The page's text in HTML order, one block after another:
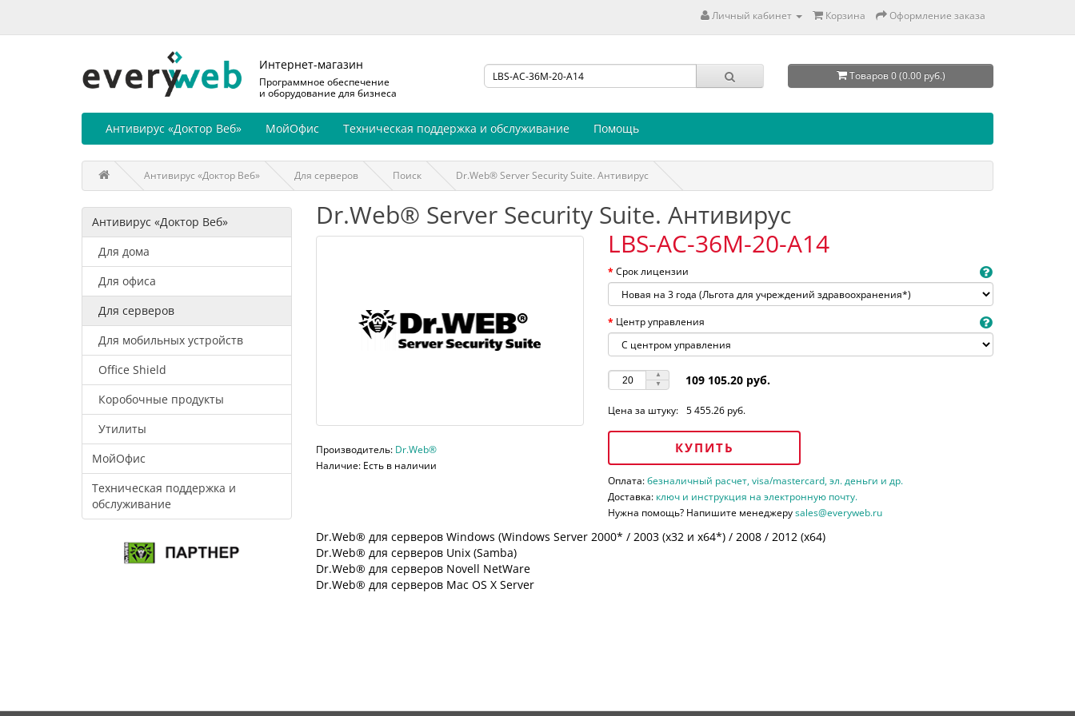
Личный кабинет Корзина Оформление заказа
Интернет-магазин
Программное обеспечение
и оборудование для бизнеса
Товаров 0 (0.00 руб.)
Антивирус «Доктор Веб» МойОфис Техническая поддержка и обслуживание Помощь
Антивирус «Доктор Веб» Для серверов Поиск Dr.Web® Server Security Suite. Антивирус
Антивирус «Доктор Веб»
Для дома
Для офиса
Для серверов
Для мобильных устройств
Office Shield
Коробочные продукты
Утилиты
МойОфис
Техническая поддержка и
обслуживание
Dr.Web® Server Security Suite. Антивирус
Производитель: Dr.Web®
Наличие: Есть в наличии
LBS-AC-36M-20-A14
Срок лицензии
Центр управления
109 105.20 руб.
Цена за штуку: 5 455.26 руб.
КУПИТЬ
Оплата:безналичный расчет, visa/mastercard, эл. деньги и др.
Доставка: ключ и инструкция на электронную почту.
Нужна помощь? Напишите менеджеруsales@everyweb.ru
Dr.Web® для серверов Windows (Windows Server 2000* / 2003 (х32 и х64*) / 2008 / 2012 (х64)
Dr.Web® для серверов Unix (Samba)
Dr.Web® для серверов Novell NetWare
Dr.Web® для серверов Mac OS X Server